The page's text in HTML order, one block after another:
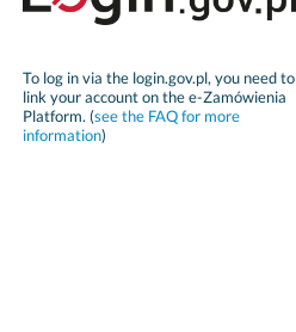
To log in via the login.gov.pl, you need to
link your account on the e-Zamówienia
Platform. (see the FAQ for more
information)